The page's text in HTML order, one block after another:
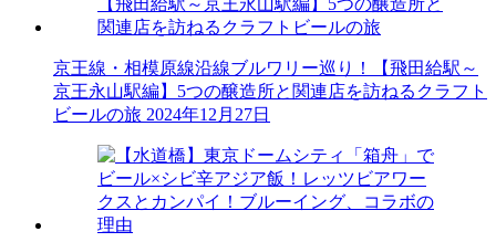
京王線・相模原線沿線ブルワリー巡り！【飛田給駅～
京王永山駅編】5つの醸造所と関連店を訪ねるクラフト
ビールの旅 2024年12月27日